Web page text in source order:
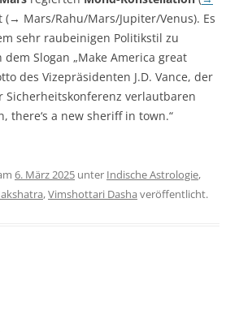
(→ Mars/Rahu/Mars/Jupiter/Venus). Es
sehr raubeinigen Politikstil zu
Slogan „Make America great
des Vizepräsidenten J.D. Vance, der
Sicherheitskonferenz verlautbaren
there‘s a new sheriff in town.“
6. März 2025 unter Indische Astrologie,
,Vimshottari Dasha veröffentlicht.